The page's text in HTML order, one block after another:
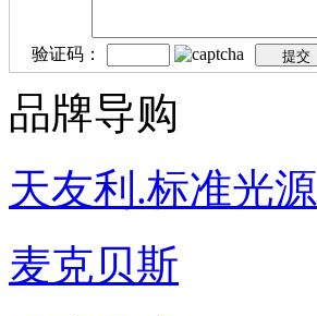
验证码：
品牌导购
天友利.标准光源
麦克贝斯